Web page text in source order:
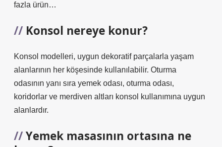
fazla ürün…
Konsol nereye konur?
Konsol modelleri, uygun dekoratif parçalarla yaşam
alanlarının her köşesinde kullanılabilir. Oturma
odasının yanı sıra yemek odası, oturma odası,
koridorlar ve merdiven altları konsol kullanımına uygun
alanlardır.
Yemek masasının ortasına ne